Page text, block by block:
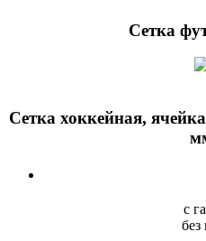
Сетка
Сетка хоккейная,
с
без